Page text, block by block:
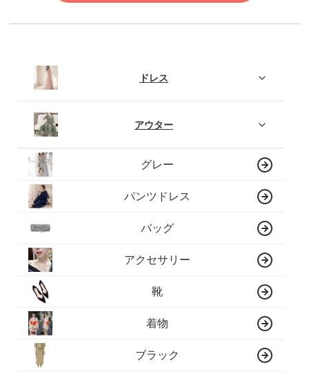
ドレス
アウター
グレー
パンツドレス
バッグ
アクセサリー
靴
着物
ブラック